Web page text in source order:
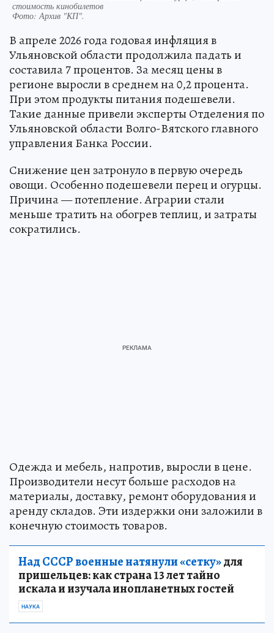
стоимость кинобилетов
Фото: Архив "КП".
В апреле 2026 года годовая инфляция в
Ульяновской области продолжила падать и
составила 7 процентов. За месяц цены в
регионе выросли в среднем на 0,2 процента.
При этом продукты питания подешевели.
Такие данные привели эксперты Отделения по
Ульяновской области Волго-Вятского главного
управления Банка России.
Снижение цен затронуло в первую очередь
овощи. Особенно подешевели перец и огурцы.
Причина — потепление. Аграрии стали
меньше тратить на обогрев теплиц, и затраты
сократились.
Одежда и мебель, напротив, выросли в цене.
Производители несут больше расходов на
материалы, доставку, ремонт оборудования и
аренду складов. Эти издержки они заложили в
конечную стоимость товаров.
Над СССР военные натянули «сетку»для
пришельцев: как страна 13 лет тайно
искала и изучала инопланетных гостей
НАУКА